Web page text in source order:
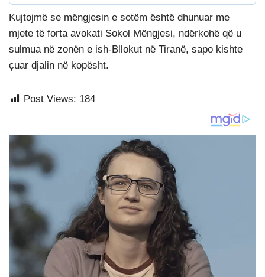
Kujtojmë se mëngjesin e sotëm është dhunuar me
mjete të forta avokati Sokol Mëngjesi, ndërkohë që u
sulmua në zonën e ish-Bllokut në Tiranë, sapo kishte
çuar djalin në kopësht.
Post Views: 184